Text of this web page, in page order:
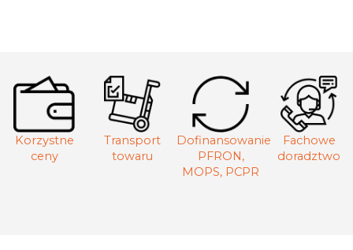
Korzystne
ceny
Transport
towaru
Dofinansowanie
PFRON,
MOPS, PCPR
Fachowe
doradztwo